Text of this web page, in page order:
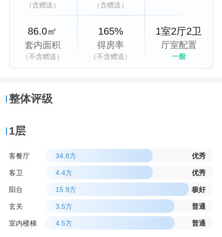
（含赠送）
86.0㎡
套内面积
（不含赠送）
（含赠送）
165%
得房率
（不含赠送）
1室2厅2卫
厅室配置
一般
整体评级
1层
客餐厅 34.8方 优秀
客卫 4.4方 优秀
阳台 15.9方 极好
玄关 3.5方 普通
室内楼梯 4.5方 普通